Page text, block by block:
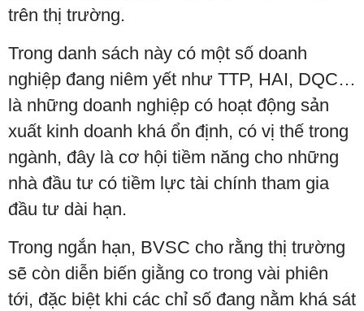
trên thị trường.
Trong danh sách này có một số doanh
nghiệp đang niêm yết như TTP, HAI, DQC…
là những doanh nghiệp có hoạt động sản
xuất kinh doanh khá ổn định, có vị thế trong
ngành, đây là cơ hội tiềm năng cho những
nhà đầu tư có tiềm lực tài chính tham gia
đầu tư dài hạn.
Trong ngắn hạn, BVSC cho rằng thị trường
sẽ còn diễn biến giằng co trong vài phiên
tới, đặc biệt khi các chỉ số đang nằm khá sát